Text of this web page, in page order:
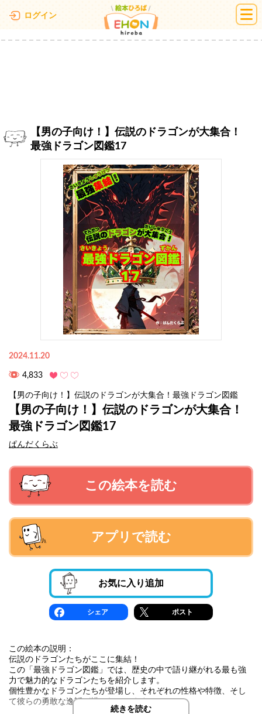
ログイン 絵本ひろば
【男の子向け！】伝説のドラゴンが大集合！
最強ドラゴン図鑑17
2024.11.20
4,833
【男の子向け！】伝説のドラゴンが大集合！最強ドラゴン図鑑
【男の子向け！】伝説のドラゴンが大集合！
最強ドラゴン図鑑17
ぱんだくらぶ
この絵本を読む
アプリで読む
お気に入り追加
シェア ポスト
この絵本の説明：
伝説のドラゴンたちがここに集結！
この「最強ドラゴン図鑑」では、歴史の中で語り継がれる最も強
力で魅力的なドラゴンたちを紹介します。
個性豊かなドラゴンたちが登場し、それぞれの性格や特徴、そし
て彼らの勇敢な逸話が描かれています。
続きを読む